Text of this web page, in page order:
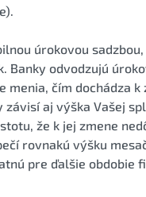
úrokovou
Banky odvodzujú
čím dochádza
závisí aj výška Vašej
že k jej zmene
rovnakú výšku
pre ďalšie obdobie